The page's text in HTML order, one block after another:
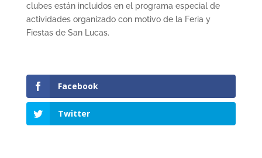
clubes están incluidos en el programa especial de
actividades organizado con motivo de la Feria y
Fiestas de San Lucas.
Facebook
Twitter